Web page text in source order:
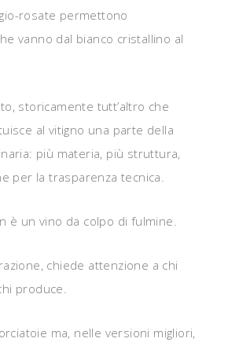
rosate permettono
vanno dal bianco cristallino al
storicamente tutt’altro che
al vitigno una parte della
più materia, più struttura,
per la trasparenza tecnica.
è un vino da colpo di fulmine.
chiede attenzione a chi
produce.
ma, nelle versioni migliori,